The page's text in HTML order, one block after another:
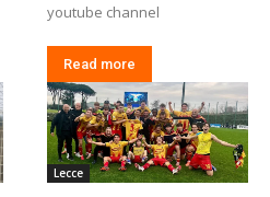
youtube channel
Read more
Lecce